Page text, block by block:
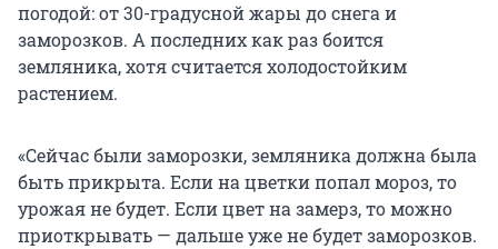
погодой: от 30-градусной жары до снега и
заморозков. А последних как раз боится
земляника, хотя считается холодостойким
растением.
«Сейчас были заморозки, земляника должна была
быть прикрыта. Если на цветки попал мороз, то
урожая не будет. Если цвет на замерз, то можно
приоткрывать — дальше уже не будет заморозков.